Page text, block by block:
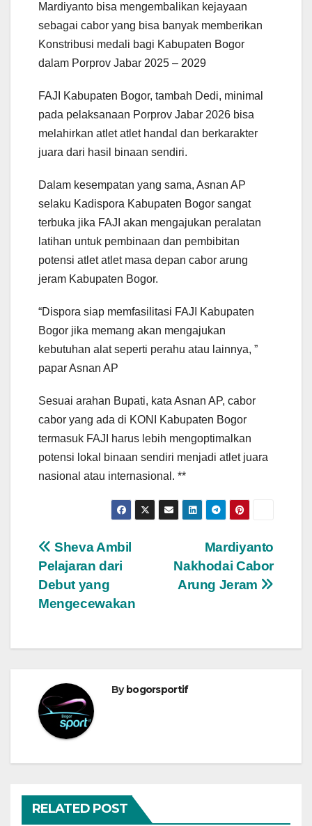
Mardiyanto bisa mengembalikan kejayaan
sebagai cabor yang bisa banyak memberikan
Konstribusi medali bagi Kabupaten Bogor
dalam Porprov Jabar 2025 – 2029
FAJI Kabupaten Bogor, tambah Dedi, minimal
pada pelaksanaan Porprov Jabar 2026 bisa
melahirkan atlet atlet handal dan berkarakter
juara dari hasil binaan sendiri.
Dalam kesempatan yang sama, Asnan AP
selaku Kadispora Kabupaten Bogor sangat
terbuka jika FAJI akan mengajukan peralatan
latihan untuk pembinaan dan pembibitan
potensi atlet atlet masa depan cabor arung
jeram Kabupaten Bogor.
“Dispora siap memfasilitasi FAJI Kabupaten
Bogor jika memang akan mengajukan
kebutuhan alat seperti perahu atau lainnya, ”
papar Asnan AP
Sesuai arahan Bupati, kata Asnan AP, cabor
cabor yang ada di KONI Kabupaten Bogor
termasuk FAJI harus lebih mengoptimalkan
potensi lokal binaan sendiri menjadi atlet juara
nasional atau internasional. **
Navigasi
pos
Mardiyanto
Nakhodai Cabor
Arung Jeram
Sheva Ambil
Pelajaran dari
Debut yang
Mengecewakan
Bybogorsportif
RELATED POST